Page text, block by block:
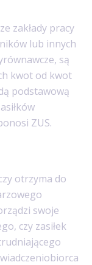
zakłady pracy
lub innych
są
kwot od kwot
podstawową
ZUS.
otrzyma do
swoje
czy zasiłek